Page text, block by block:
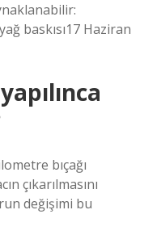
baskısı17 Haziran
bıçağı
çıkarılmasını
değişimi bu